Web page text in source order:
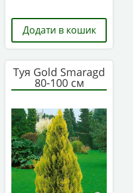
Додати в кошик
Туя Gold Smaragd
80-100 см